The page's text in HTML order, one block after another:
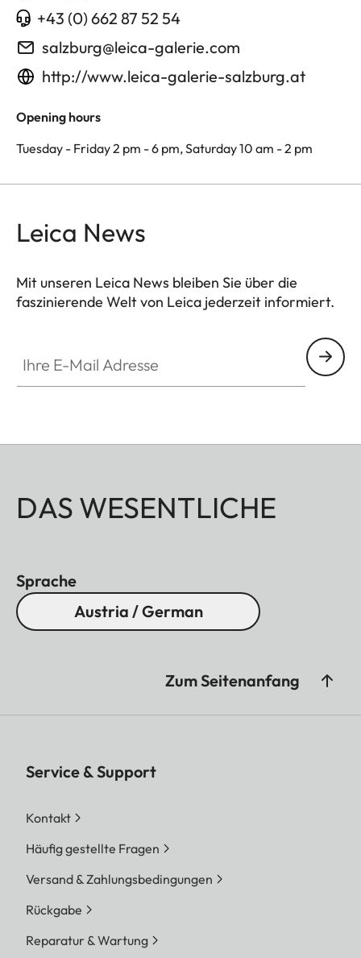
+43 (0) 662 87 52 54
salzburg@leica-galerie.com
http://www.leica-galerie-salzburg.at
Opening hours
Tuesday - Friday 2 pm - 6 pm, Saturday 10 am - 2 pm
Leica News
Mit unseren Leica News bleiben Sie über die
faszinierende Welt von Leica jederzeit informiert.
DAS WESENTLICHE
Sprache
Austria / German
Zum Seitenanfang
Service & Support
Kontakt
Häufig gestellte Fragen
Versand & Zahlungsbedingungen
Rückgabe
Reparatur & Wartung